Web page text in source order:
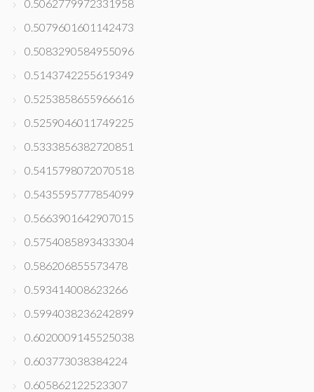
0.5062779972331958
0.5079601601142473
0.5083290584955096
0.5143742255619349
0.5253858655966616
0.5259046011749225
0.5333856382720851
0.5415798072070518
0.5435595777854099
0.5663901642907015
0.5754085893433304
0.586206855573478
0.593414008623266
0.5994038236242899
0.6020009145525038
0.603773038384224
0.605862122523307